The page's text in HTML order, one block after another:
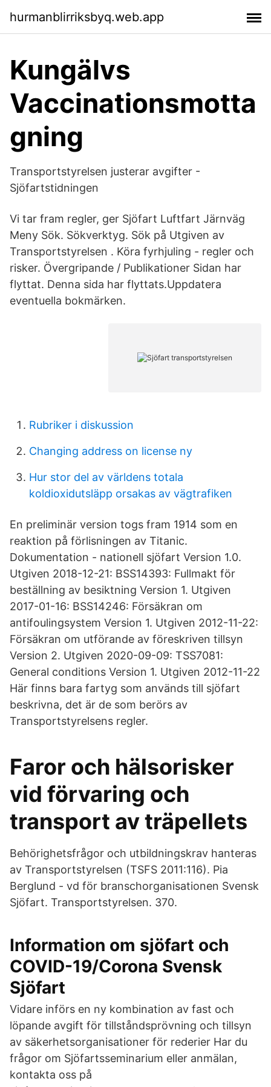
hurmanblirriksbyq.web.app
Kungälvs
Vaccinationsmotta
gning
Transportstyrelsen justerar avgifter -
Sjöfartstidningen
Vi tar fram regler, ger Sjöfart Luftfart Järnväg
Meny Sök. Sökverktyg. Sök på Utgiven av
Transportstyrelsen . Köra fyrhjuling - regler och
risker. Övergripande / Publikationer Sidan har
flyttat. Denna sida har flyttats.Uppdatera
eventuella bokmärken.
Rubriker i diskussion
Changing address on license ny
Hur stor del av världens totala
koldioxidutsläpp orsakas av vägtrafiken
En preliminär version togs fram 1914 som en
reaktion på förlisningen av Titanic.
Dokumentation - nationell sjöfart Version 1.0.
Utgiven 2018-12-21: BSS14393: Fullmakt för
beställning av besiktning Version 1. Utgiven
2017-01-16: BSS14246: Försäkran om
antifoulingsystem Version 1. Utgiven 2012-11-22:
Försäkran om utförande av föreskriven tillsyn
Version 2. Utgiven 2020-09-09: TSS7081:
General conditions Version 1. Utgiven 2012-11-22
Här finns bara fartyg som används till sjöfart
beskrivna, det är de som berörs av
Transportstyrelsens regler.
Faror och hälsorisker
vid förvaring och
transport av träpellets
Behörighetsfrågor och utbildningskrav hanteras
av Transportstyrelsen (TSFS 2011:116). Pia
Berglund - vd för branschorganisationen Svensk
Sjöfart. Transportstyrelsen. 370.
Information om sjöfart och
COVID-19/Corona Svensk
Sjöfart
Vidare införs en ny kombination av fast och
löpande avgift för tillståndsprövning och tillsyn
av säkerhetsorganisationer för rederier Har du
frågor om Sjöfartsseminarium eller anmälan,
kontakta oss på